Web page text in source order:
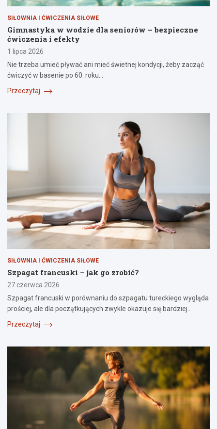
SIŁOWNIA I ĆWICZENIA SIŁOWE
Gimnastyka w wodzie dla seniorów – bezpieczne
ćwiczenia i efekty
1 lipca 2026
Nie trzeba umieć pływać ani mieć świetnej kondycji, żeby zacząć
ćwiczyć w basenie po 60. roku…
Przeczytaj
SIŁOWNIA I ĆWICZENIA SIŁOWE
Szpagat francuski – jak go zrobić?
27 czerwca 2026
Szpagat francuski w porównaniu do szpagatu tureckiego wygląda
prościej, ale dla początkujących zwykle okazuje się bardziej…
Przeczytaj